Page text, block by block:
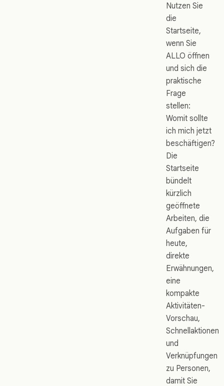
Nutzen Sie
die
Startseite,
wenn Sie
ALLO öffnen
und sich die
praktische
Frage
stellen:
Womit sollte
ich mich jetzt
beschäftigen?
Die
Startseite
bündelt
kürzlich
geöffnete
Arbeiten, die
Aufgaben für
heute,
direkte
Erwähnungen,
eine
kompakte
Aktivitäten-
Vorschau,
Schnellaktionen
und
Verknüpfungen
zu Personen,
damit Sie